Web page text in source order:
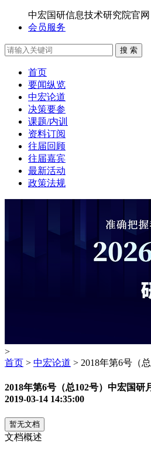
中宏国研信息技术研究院官网
会员服务
搜 索
首页
要闻纵览
中宏论道
决策要参
课题/内训
资料订阅
往届回顾
往届嘉宾
最新活动
政策法规
>
首页 > 中宏论道 > 2018年第6号（
2018年第6号（总102号）中宏国研
2019-03-14 14:35:00
暂无文档
文档概述